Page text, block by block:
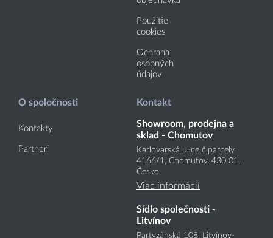
Použitie
cookies
Ochrana
osobných
údajov
O spoločnosti
Kontakty
Partneri
Kontakt
Showroom, prodejna a
sklad - Chomutov
Karlovarská ulice č.parcely
4166/1, Chomutov, 430 01,
Česko
Viac informácií
Sídlo společnosti -
Litvínov
Partyzánská 108, Litvínov-